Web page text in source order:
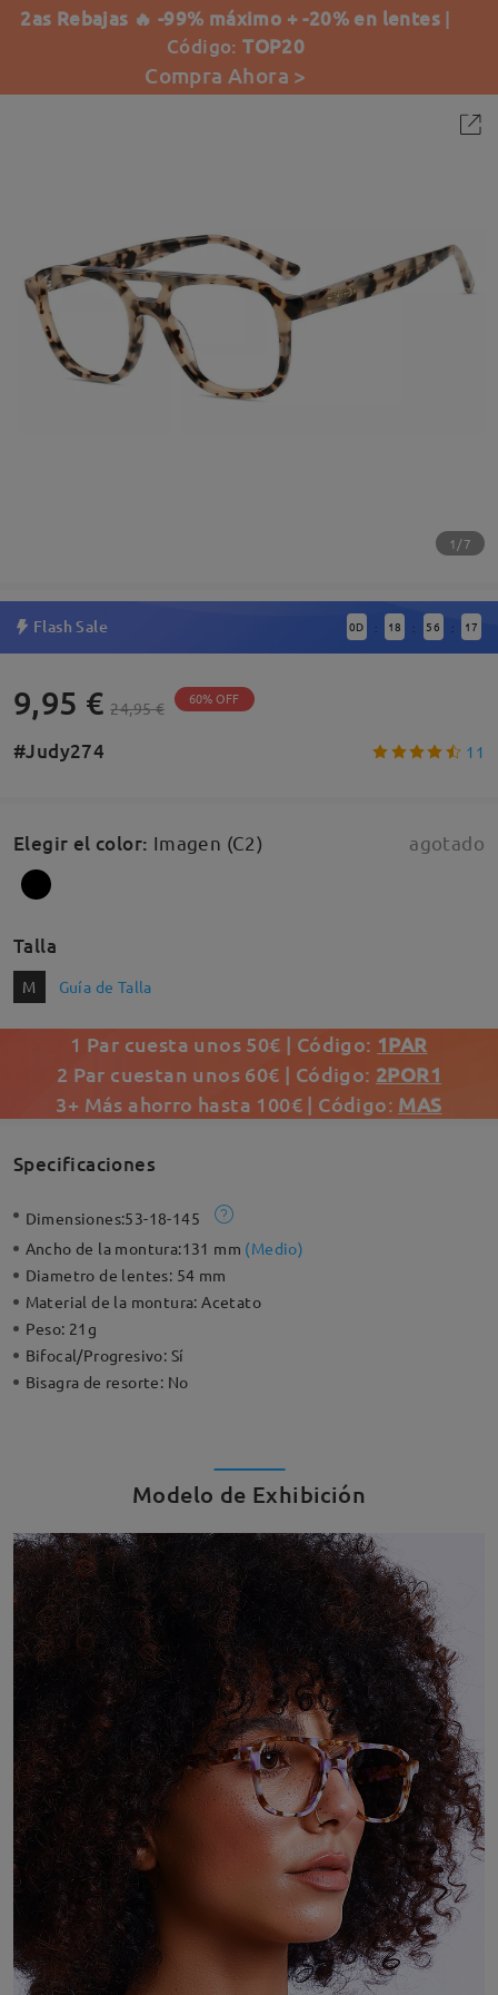
2as Rebajas 🔥 -99% máximo + -20% en lentes |
Código:TOP20
Compra Ahora >
1/7
Flash Sale 0D : 18 : 56 : 17
9,95 € 24,95 € 60% OFF
#Judy274 11
Elegir el color: Imagen (C2) agotado
Talla
M Guía de Talla
1 Par cuesta unos 50€ | Código: 1PAR
2 Par cuestan unos 60€ | Código: 2POR1
3+ Más ahorro hasta 100€ | Código: MAS
Specificaciones
Dimensiones:53-18-145
Ancho de la montura:131 mm (Medio)
Diametro de lentes: 54 mm
Material de la montura:Acetato
Peso: 21g
Bifocal/Progresivo: Sí
Bisagra de resorte: No
Modelo de Exhibición